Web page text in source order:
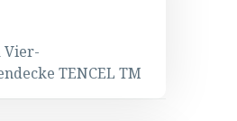
Vier-
TENCEL TM